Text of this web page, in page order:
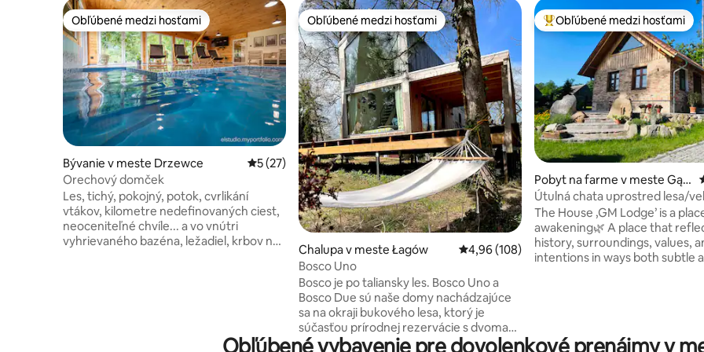
Obľúbené medzi hosťami
Obľúbené medzi hosťami
Bývanie v meste Drzewce Priemerné ohodnotenie 5 z 5, počet hodnotení: 27
5 (27)
Orechový domček
Les, tichý, pokojný, potok, cvrlikání
vtákov, kilometre nedefinovaných ciest,
neoceniteľné chvíle... a vo vnútri
vyhrievaného bazéna, ležadiel, krbov na
dve kúpeľne, dve kúpeľne, veľký obývací
Obľúbené medzi hosťami
Obľúbené medzi hosťami
Chalupa v meste Łagów Priemerné ohodnotenie 4,96 z 5, počet
4,96 (108)
Bosco Uno
Bosco je po taliansky les. Bosco Uno a
Bosco Due sú naše domy nachádzajúce
sa na okraji bukového lesa, ktorý je
súčasťou prírodnej rezervácie s dvoma
jazerami s krásnou smaragdovou vodou.
Najobľúbenejšie medzi hosťami
Obľúbené medzi hosťami
Pobyt na farme v meste Gąd
ków Mały
Útulná chata uprostred lesa/
sauna/príroda
The House ‚GM Lodge’ is a
awakening🌿 A place that
history, surroundings, values,
intentions in ways both subtle
2020. We stand for the
Obľúbené vybavenie pre dovolenkové prenájmy v